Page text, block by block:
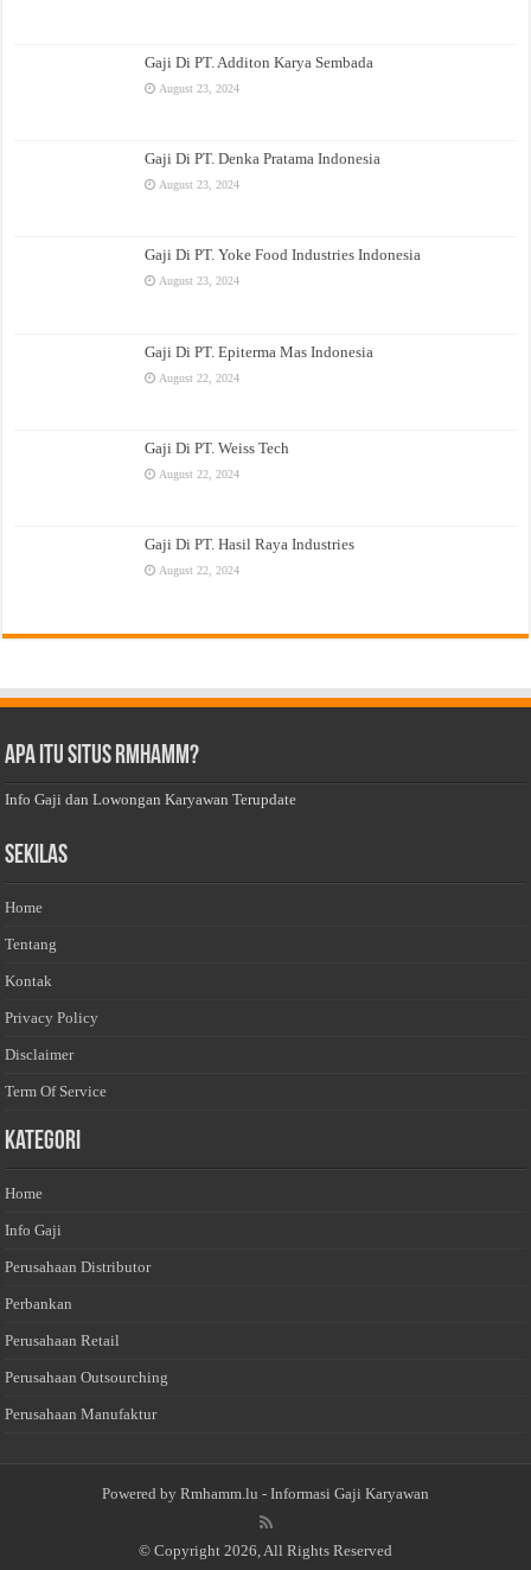
Gaji Di PT. Additon Karya Sembada
August 23, 2024
Gaji Di PT. Denka Pratama Indonesia
August 23, 2024
Gaji Di PT. Yoke Food Industries Indonesia
August 23, 2024
Gaji Di PT. Epiterma Mas Indonesia
August 22, 2024
Gaji Di PT. Weiss Tech
August 22, 2024
Gaji Di PT. Hasil Raya Industries
August 22, 2024
Apa Itu Situs Rmhamm?
Info Gaji dan Lowongan Karyawan Terupdate
Sekilas
Home
Tentang
Kontak
Privacy Policy
Disclaimer
Term Of Service
Kategori
Home
Info Gaji
Perusahaan Distributor
Perbankan
Perusahaan Retail
Perusahaan Outsourching
Perusahaan Manufaktur
Powered by Rmhamm.lu - Informasi Gaji Karyawan
© Copyright 2026, All Rights Reserved